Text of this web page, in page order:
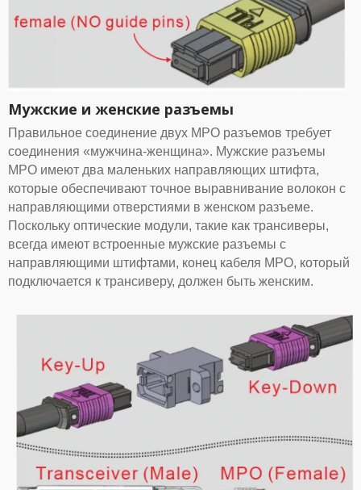
Мужские и женские разъемы
Правильное соединение двух MPO разъемов требует
соединения «мужчина-женщина». Мужские разъемы
MPO имеют два маленьких направляющих штифта,
которые обеспечивают точное выравнивание волокон с
направляющими отверстиями в женском разъеме.
Поскольку оптические модули, такие как трансиверы,
всегда имеют встроенные мужские разъемы с
направляющими штифтами, конец кабеля MPO, который
подключается к трансиверу, должен быть женским.